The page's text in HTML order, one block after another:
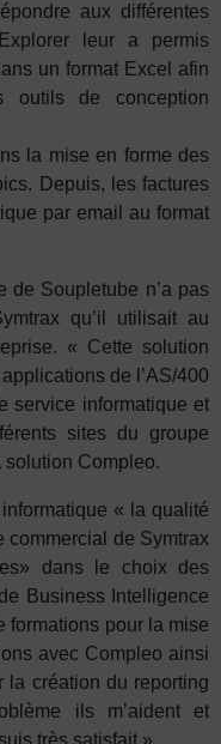
aux différentes
leur a permis
un format Excel afin
outils de conception
la mise en forme des
Depuis, les factures
par email au format
de Soupletube n’a pas
qu’il utilisait au
« Cette solution
de l’AS/400
service informatique et
sites du groupe
solution Compleo.
« la qualité
commercial de Symtrax
dans le choix des
Business Intelligence
formations pour la mise
avec Compleo ainsi
la création du reporting
ils m’aident et
très satisfait.»